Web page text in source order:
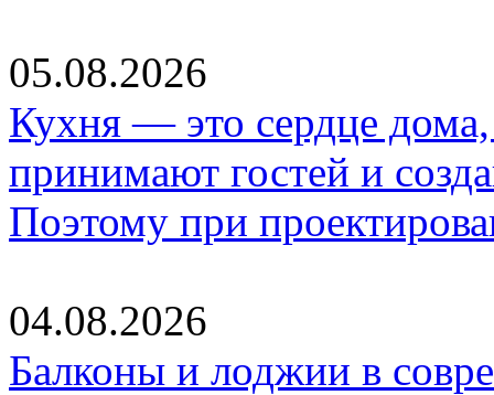
05.08.2026
Кухня — это сердце дома,
принимают гостей и
Поэтому при
04.08.2026
Балконы и лоджии в